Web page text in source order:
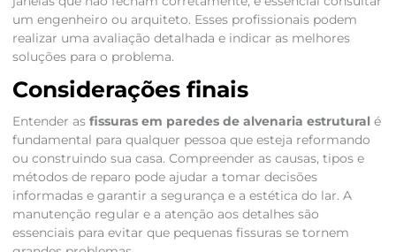
um engenheiro ou arquiteto. Esses profissionais podem
realizar uma avaliação detalhada e indicar as melhores
soluções para o problema.
Considerações finais
Entender as fissuras em paredes de alvenaria estrutural é
fundamental para qualquer pessoa que esteja reformando
ou construindo sua casa. Compreender as causas, tipos e
métodos de reparo pode ajudar a tomar decisões
informadas e garantir a segurança e a estética do lar. A
manutenção regular e a atenção aos detalhes são
essenciais para evitar que pequenas fissuras se tornem